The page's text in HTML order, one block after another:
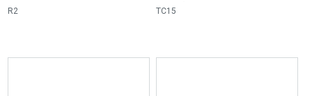
R2 TC15